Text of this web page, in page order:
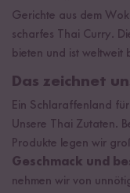
Gerichte aus dem
scharfes Thai Curry.
bieten und ist weltweit
Das zeichnet
Ein Schlaraffenland
Unsere Thai Zutaten.
Produkte legen wir
Geschmack und
nehmen wir von